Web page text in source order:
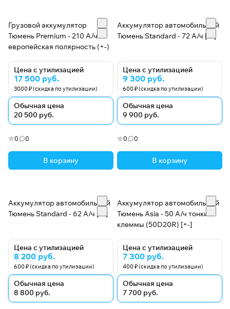
Грузовой аккумулятор
Тюмень Premium - 210 А/ч
европейская полярность (+-)
Цена с утилизацией
17 500 руб.
3000 ₽ (скидка по утилизации)
Обычная цена
20 500 руб.
0 0
В корзину
Аккумулятор автомобильный
Тюмень Standard - 72 А/ч [-+]
Цена с утилизацией
9 300 руб.
600 ₽ (скидка по утилизации)
Обычная цена
9 900 руб.
0 0
В корзину
Аккумулятор автомобильный
Тюмень Standard - 62 А/ч [-+]
Цена с утилизацией
8 200 руб.
600 ₽ (скидка по утилизации)
Обычная цена
8 800 руб.
Аккумулятор автомобильный
Тюмень Asia - 50 А/ч тонкие
клеммы (50D20R) [+-]
Цена с утилизацией
7 300 руб.
400 ₽ (скидка по утилизации)
Обычная цена
7 700 руб.